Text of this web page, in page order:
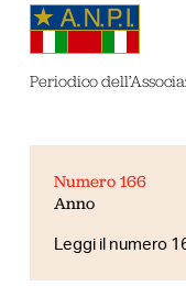
Periodico
Numero 166
Anno
Leggi il numero